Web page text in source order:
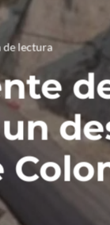
de lectura